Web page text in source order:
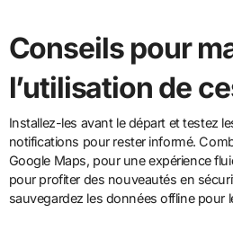
Conseils pour
l’utilisation de
Installez-les avant le départ et testez
notifications pour rester informé.
Google Maps, pour une expérience
pour profiter des nouveautés en
sauvegardez les données offline pour